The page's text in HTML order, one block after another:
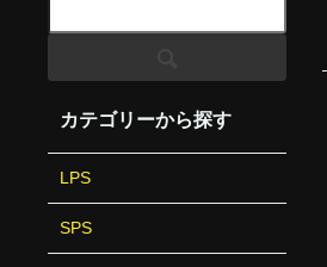
カテゴリーから探す
LPS
SPS